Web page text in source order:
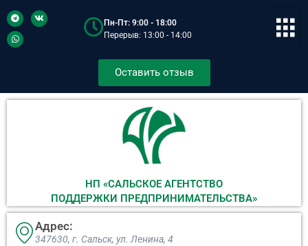
Пн-Пт: 9:00 - 18:00
Перерыв: 13:00 - 14:00
Оставить отзыв
НП «САЛЬСКОЕ АГЕНТСТВО
ПОДДЕРЖКИ ПРЕДПРИНИМАТЕЛЬСТВА»
Адрес:
347630, г. Сальск, ул. Ленина, 4​